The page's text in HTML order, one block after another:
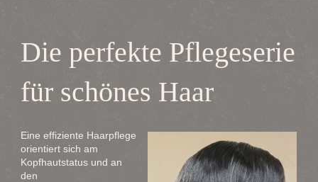
Die perfekte Pflegeserie
für schönes Haar
Eine effiziente Haarpflege
orientiert sich am
Kopfhautstatus und an
den